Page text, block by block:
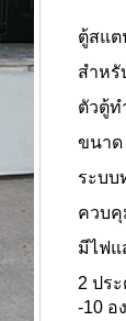
ตู้สแต
สำหรั
ตัวตู้ท
ขนาด
ระบบ
ควบคุ
มีไฟแ
2 ปร
-10 อ